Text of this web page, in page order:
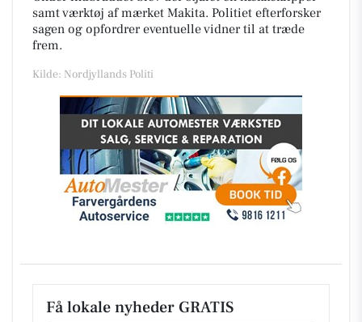
samt værktøj af mærket Makita. Politiet efterforsker
sagen og opfordrer eventuelle vidner til at træde
frem.
Kilde: Nordjyllands Politi
Få lokale nyheder GRATIS